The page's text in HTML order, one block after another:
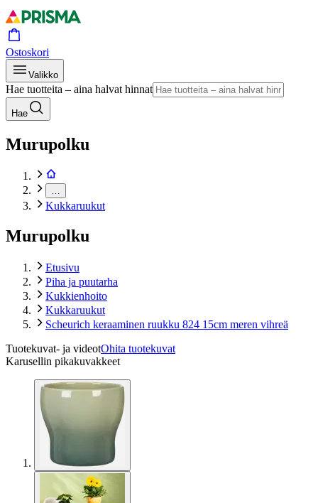
Ostoskori
Valikko
Hae tuotteita – aina halvat hinnat
Hae
Murupolku
Kukkaruukut
Murupolku
Etusivu
Piha ja puutarha
Kukkienhoito
Kukkaruukut
Scheurich keraaminen ruukku 824 15cm meren vihreä
Tuotekuvat- ja videotOhita tuotekuvat
Karusellin pikakuvakkeet